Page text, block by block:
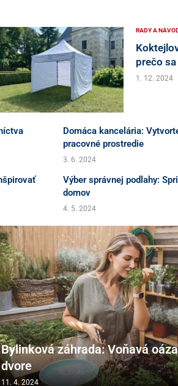
RADY A
prečo
1. 12. 2024
Domáca kancelária:
pracovné prostredie
3. 6. 2024
Výber správnej podlahy:
domov
4. 5. 2024
Bylinková záhrada: Voňavá
dvore
11. 4. 2024